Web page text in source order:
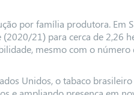
por família produtora. Em
21) para cerca de 2,26
mesmo com o número
Unidos, o tabaco